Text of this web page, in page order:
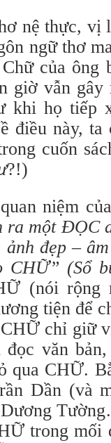
nệ thực,
ngữ thơ
của ông
giờ vẫn
khi họ tiếp
điều này,
cuốn
?!)
niệm
ra một ĐỌC
đẹp –
CHỮ” (Sổ
(nói
tiện để
chỉ giữ
văn
qua CHỮ.
Dần (và
trong mối